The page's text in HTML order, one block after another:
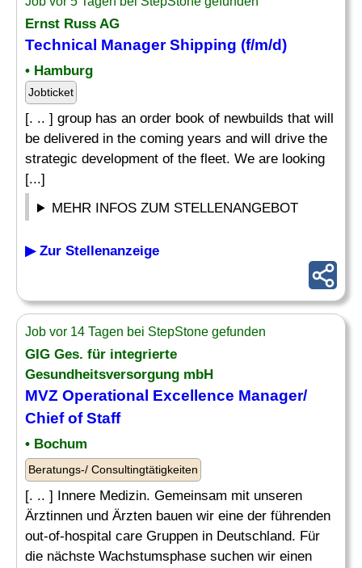
Ernst Russ AG
Technical ManagerShipping (f/m/d)
• Hamburg
Jobticket
[. .. ] group has an order book of newbuilds that will
be delivered in the coming years and will drive the
strategic development of the fleet. We are looking
[...]
MEHR INFOS ZUM STELLENANGEBOT
▶ Zur Stellenanzeige
Job vor 14 Tagen bei StepStone gefunden
GIG Ges. für integrierte
Gesundheitsversorgung mbH
MVZ Operational Excellence Manager/
Chiefof Staff
• Bochum
Beratungs-/ Consultingtätigkeiten
[. .. ] Innere Medizin. Gemeinsam mit unseren
Ärztinnen und Ärzten bauen wir eine der führenden
out-of-hospital care Gruppen in Deutschland. Für
die nächste Wachstumsphase suchen wir einen